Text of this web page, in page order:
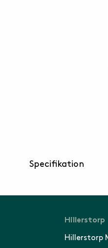
Specifikation
Hillerstorp
Hillerstorp